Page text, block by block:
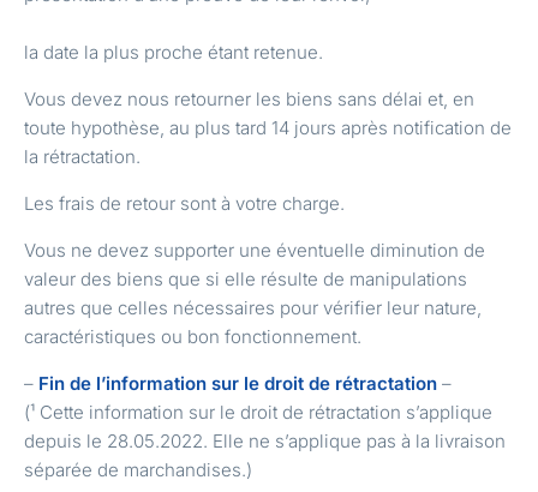
la date la plus proche étant retenue.
Vous devez nous retourner les biens sans délai et, en
toute hypothèse, au plus tard 14 jours après notification de
la rétractation.
Les frais de retour sont à votre charge.
Vous ne devez supporter une éventuelle diminution de
valeur des biens que si elle résulte de manipulations
autres que celles nécessaires pour vérifier leur nature,
caractéristiques ou bon fonctionnement.
– Fin de l’information sur le droit de rétractation –
(¹ Cette information sur le droit de rétractation s’applique
depuis le 28.05.2022. Elle ne s’applique pas à la livraison
séparée de marchandises.)